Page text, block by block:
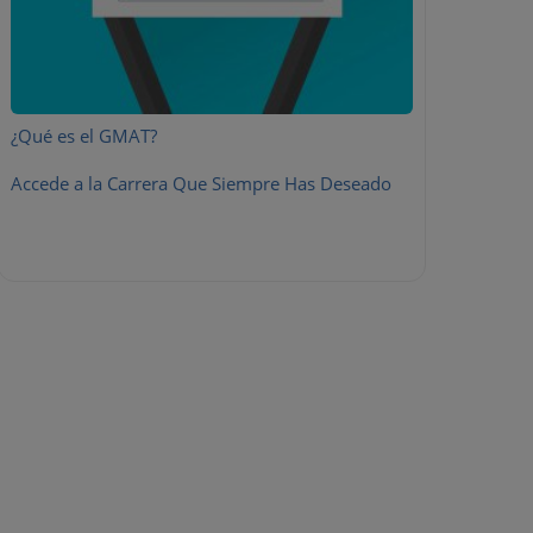
¿Qué es el GMAT?
Accede a la Carrera Que Siempre Has Deseado